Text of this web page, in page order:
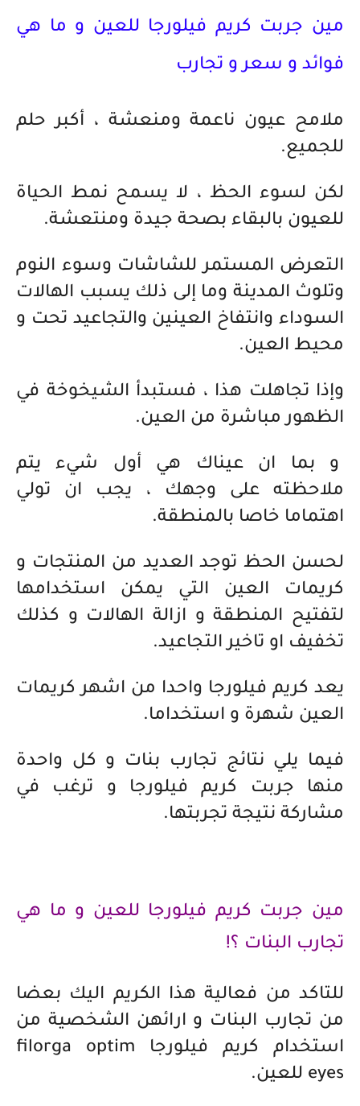
مين جربت كريم فيلورجا للعين و ما هي
فوائد و سعر و تجارب
ملامح عيون ناعمة ومنعشة ، أكبر حلم
للجميع.
لكن لسوء الحظ ، لا يسمح نمط الحياة
للعيون بالبقاء بصحة جيدة ومنتعشة.
التعرض المستمر للشاشات وسوء النوم
وتلوث المدينة وما إلى ذلك يسبب الهالات
السوداء وانتفاخ العينين والتجاعيد تحت و
محيط العين.
وإذا تجاهلت هذا ، فستبدأ الشيخوخة في
الظهور مباشرة من العين.
و بما ان عيناك هي أول شيء يتم
ملاحظته على وجهك ، يجب ان تولي
اهتماما خاصا بالمنطقة.
لحسن الحظ توجد العديد من المنتجات و
كريمات العين التي يمكن استخدامها
لتفتيح المنطقة و ازالة الهالات و كذلك
تخفيف او تاخير التجاعيد.
يعد كريم فيلورجا واحدا من اشهر كريمات
العين شهرة و استخداما.
فيما يلي نتائج تجارب بنات و كل واحدة
منها جربت كريم فيلورجا و ترغب في
مشاركة نتيجة تجربتها.
مين جربت كريم فيلورجا للعين و ما هي
تجارب البنات ؟!
للتاكد من فعالية هذا الكريم اليك بعضا
من تجارب البنات و ارائهن الشخصية من
استخدام
كريم فيلورجا filorga optim
eyes للعين.